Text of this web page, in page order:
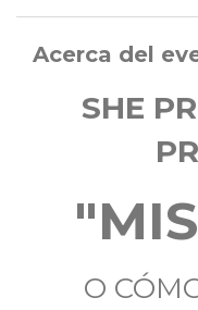
Acerca del
SHE
O